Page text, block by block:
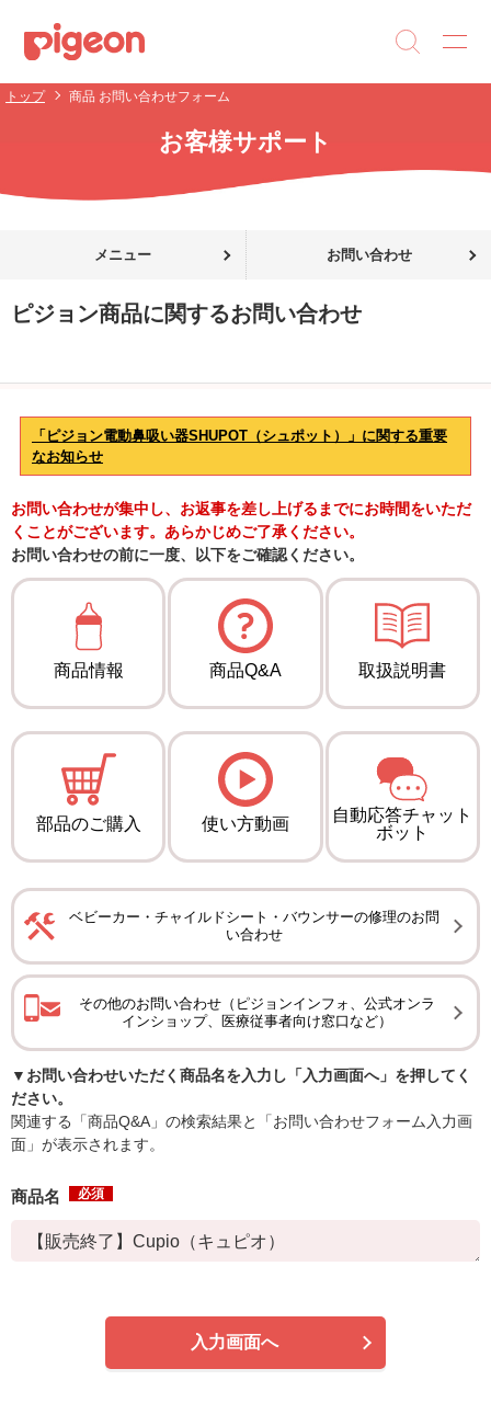
トップ 商品 お問い合わせフォーム
お客様サポート
メニュー お問い合わせ
ピジョン商品に関するお問い合わせ
「ピジョン電動鼻吸い器SHUPOT（シュポット）」に関する重要
なお知らせ
お問い合わせが集中し、お返事を差し上げるまでにお時間をいただ
くことがございます。あらかじめご了承ください。
お問い合わせの前に一度、以下をご確認ください。
商品情報 商品Q&A 取扱説明書
部品のご購入 使い方動画
自動応答チャット
ボット
ベビーカー・チャイルドシート・バウンサーの修理のお問
い合わせ
その他のお問い合わせ（ピジョンインフォ、公式オンラ
インショップ、医療従事者向け窓口など）
▼お問い合わせいただく商品名を入力し「入力画面へ」を押してく
ださい。
関連する「商品Q&A」の検索結果と「お問い合わせフォーム入力画
面」が表示されます。
商品名 必須
入力画面へ